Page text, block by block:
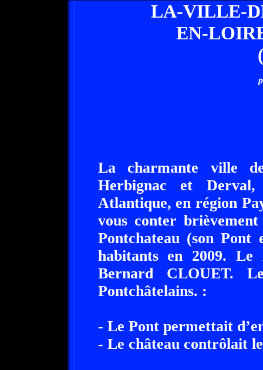
LA-VILLE-
EN-
La charmante ville
Herbignac et
Atlantique, en région
vous conter
Pontchateau (son
habitants en 2009.
Bernard CLOUET.
Pontchâtelains. :
- Le Pont permettait
- Le château contrôlait